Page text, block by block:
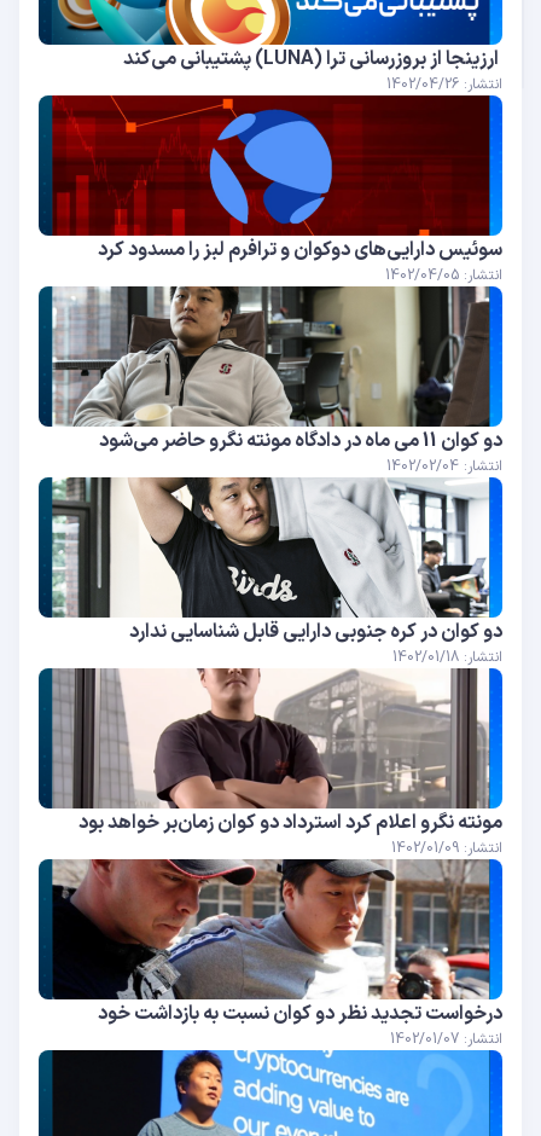
ارزینجا از بروزرسانی ترا (LUNA) پشتیبانی می‌کند
انتشار: 1402/04/26
سوئیس دارایی‌های دوکوان و ترافرم لبز را مسدود کرد
انتشار: 1402/04/05
دو کوان 11 می ماه در دادگاه مونته نگرو حاضر می‌شود
انتشار: 1402/02/04
دو کوان در کره جنوبی دارایی قابل شناسایی ندارد
انتشار: 1402/01/18
مونته نگرو اعلام کرد استرداد دو کوان زمان‌بر خواهد بود
انتشار: 1402/01/09
درخواست تجدید نظر دو کوان نسبت به بازداشت خود
انتشار: 1402/01/07